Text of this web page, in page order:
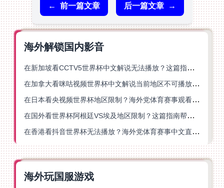
← 前一篇文章 后一篇文章 →
海外解锁国内影音
在新加坡看CCTV5世界杯中文解说无法播放？这篇指南帮你解锁海外体育直播自由
在加拿大看咪咕视频世界杯中文解说当前地区不可播放？这篇指南帮你一键解决
在日本看央视频世界杯地区限制？海外党体育赛事观看终极指南
在国外看世界杯阿根廷VS埃及地区限制？这篇指南帮你搞定中文直播+解说
在香港看抖音世界杯无法播放？海外党体育赛事中文直播终极指南
海外玩国服游戏